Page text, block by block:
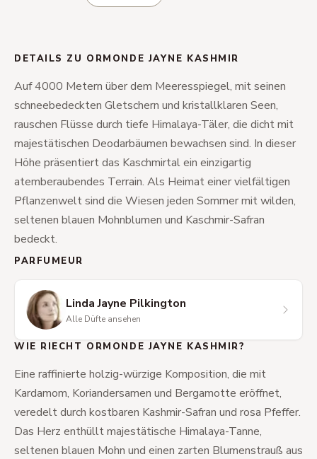
DETAILS ZU ORMONDE JAYNE KASHMIR
Auf 4000 Metern über dem Meeresspiegel, mit seinen
schneebedeckten Gletschern und kristallklaren Seen,
rauschen Flüsse durch tiefe Himalaya-Täler, die dicht mit
majestätischen Deodarbäumen bewachsen sind. In dieser
Höhe präsentiert das Kaschmirtal ein einzigartig
atemberaubendes Terrain. Als Heimat einer vielfältigen
Pflanzenwelt sind die Wiesen jeden Sommer mit wilden,
seltenen blauen Mohnblumen und Kaschmir-Safran
bedeckt.
PARFUMEUR
Linda Jayne Pilkington
Alle Düfte ansehen
WIE RIECHT ORMONDE JAYNE KASHMIR?
Eine raffinierte holzig-würzige Komposition, die mit
Kardamom, Koriandersamen und Bergamotte eröffnet,
veredelt durch kostbaren Kashmir-Safran und rosa Pfeffer.
Das Herz enthüllt majestätische Himalaya-Tanne,
seltenen blauen Mohn und einen zarten Blumenstrauß aus